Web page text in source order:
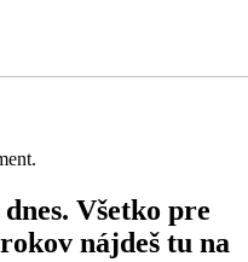
Všetko pre
nájdeš tu na